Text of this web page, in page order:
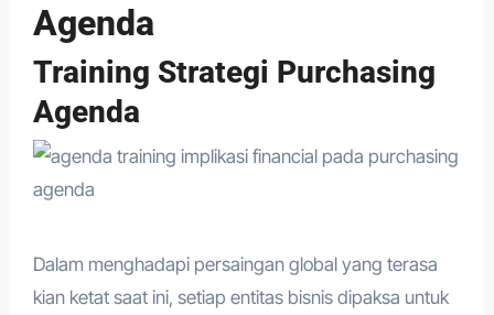
Agenda
Training Strategi Purchasing
Agenda
Dalam menghadapi persaingan global yang terasa
kian ketat saat ini, setiap entitas bisnis dipaksa untuk